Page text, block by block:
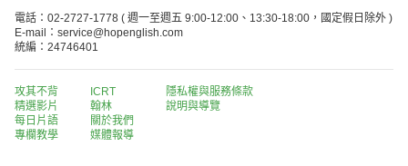
電話：02-2727-1778 ( 週一至週五 9:00-12:00、13:30-18:00，國定假日除外 )
E-mail：service@hopenglish.com
統編：24746401
攻其不背
精選影片
每日片語
專欄教學
ICRT
翰林
關於我們
媒體報導
隱私權與服務條款
說明與導覽